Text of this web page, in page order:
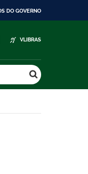
DO GOVERNO
VLIBRAS